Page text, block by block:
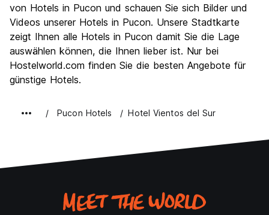
Nachtleben / Party
7.3
Preis-Leistungsverhältnis
8.0
von Hotels in Pucon und schauen Sie sich Bilder und
Videos unserer Hotels in Pucon. Unsere Stadtkarte
zeigt Ihnen alle Hotels in Pucon damit Sie die Lage
auswählen können, die Ihnen lieber ist. Nur bei
Hostelworld.com finden Sie die besten Angebote für
günstige Hotels.
Pucon Hotels Hotel Vientos del Sur